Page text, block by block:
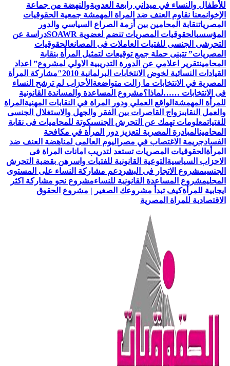
للأطفال والنساء في ميداني رابعة العدويةوالنهضة من جماعة
الإخوانمعنا نقاوم العنف ضد المراة المهمشة جمعية الحقوقيات
المصرياتنقابة المحامين بين أزمة الصراع السياسي والدور
المؤسسيالحقوقيات المصريات تنضم لعضوية SOAWR
دراسة عن
التحرشى الجنسى للفتيات العاملات فى المصانعالحقوقيات
المصريات” تتبنى حملة جمع توقيعات لتمثيل المرأة بنقابة
المحامينتقرير اعلامي عن الدورة التدريبية الاولي لمشروع” اعداد
القيادات النسائية لخوض الانتخابات البرلمانية 2010″
مشاركة المرأة
المصرية في الانتخابات ما زالت متواضعة الأحزاب لم ترشح النساء
فى الانتخابات ……لماذا؟مشروع المساعدة والمساندة القانونية
للمرأة المهمشة الواقع العملي ودور المراة في النقابات المهنية المراة
والعمل النقابىزواج القاصرات بين الفقر والجهل والاستغلال الجنسى
للفتياتمعلومات تهمك عن التحرش الجنسىكوتة للمحاميات فى نقابة
المحامينالمبادرة المصرية لتعزيز دور المرأة في مكافحة
الفسادجريمة الاغتصاب في مصر اليوم العالمى لمناهضة العنف ضد
المرأة الحقوقيات المصريات تستعد لتدريب امانات المراة فى
الاحزاب السياسية التوعية القانونية للفتيات واسرهن بقضية التحرش
الجنسيمشروع الاتجار فى البشر دعم مشاركة النساء على المستوى
المحليمشروع المساعدة القانونية للنساءمشروع نحو مشاركة اكثر
ايجابية للمرأةكيف تبدأ مشروعك الصغير | مشروع الحقوق
الاقتصادية للمراة المصرية